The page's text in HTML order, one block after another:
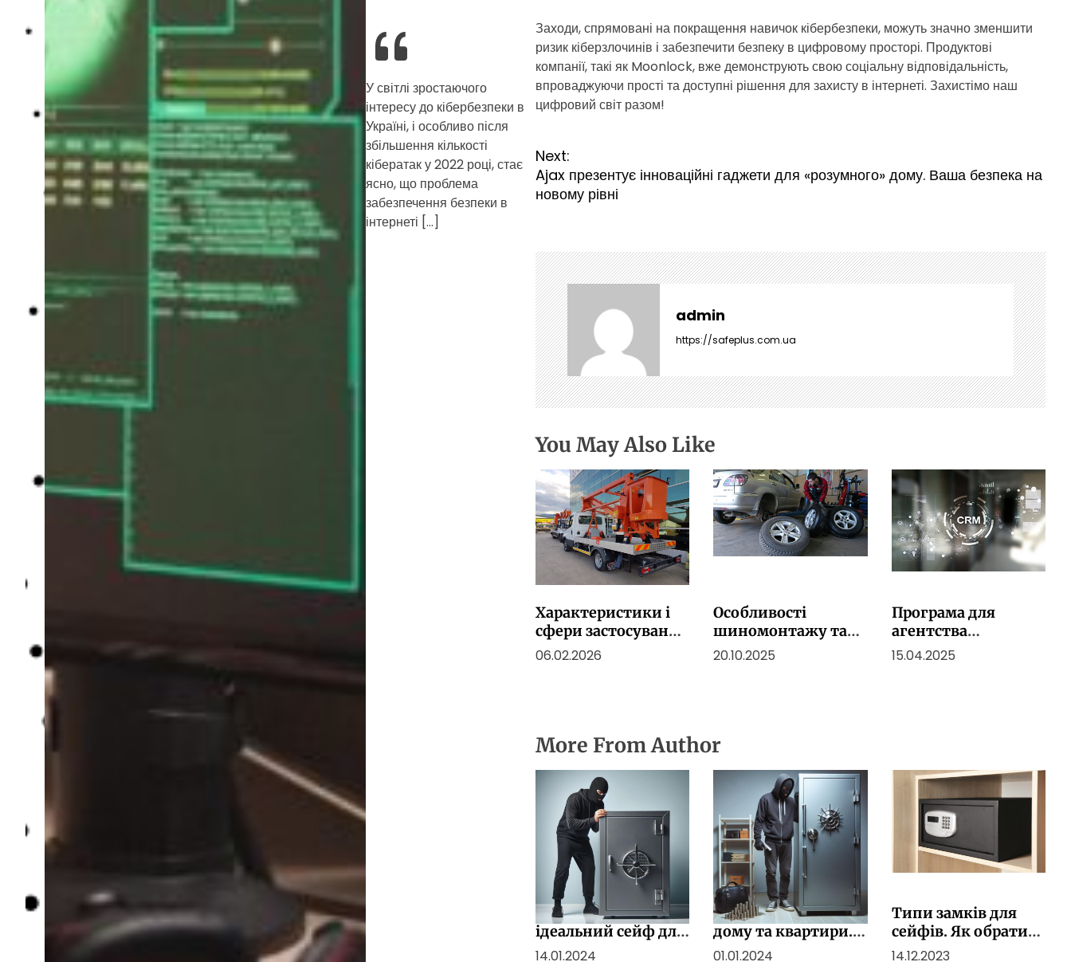
У світлі зростаючого
інтересу до кібербезпеки в
Україні, і особливо після
збільшення кількості
кібератак у 2022 році, стає
ясно, що проблема
забезпечення безпеки в
інтернеті […]
Заходи, спрямовані на покращення навичок кібербезпеки, можуть значно зменшити
ризик кіберзлочинів і забезпечити безпеку в цифровому просторі. Продуктові
компанії, такі як Moonlock, вже демонструють свою соціальну відповідальність,
впроваджуючи прості та доступні рішення для захисту в інтернеті. Захистімо наш
цифровий світ разом!
Н
а
в
а
ц
і
я
з
а
п
и
с
в
Next:
Ajax презентує інноваційні гаджети для «розумного» дому. Ваша безпека на
новому рівні
admin
https://safeplus.com.ua
You May Also Like
Характеристики і
сфери застосування
автогідропідйомни
06.02.2026
Особливості
шиномонтажу та
зберігання шин у
20.10.2025
Програма для
агентства
нерухомості: як
15.04.2025
More From Author
Як вибрати
ідеальний сейф для
свого дому та
14.01.2024
Види сейфів для
дому та квартири.
Як обрати
01.01.2024
Типи замків для
сейфів. Як обрати
оптимальний
14.12.2023